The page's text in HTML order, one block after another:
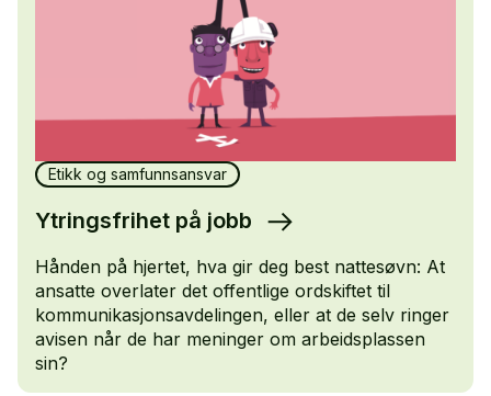
Etikk og samfunnsansvar
Ytringsfrihet på jobb
Hånden på hjertet, hva gir deg best nattesøvn: At
ansatte overlater det offentlige ordskiftet til
kommunikasjonsavdelingen, eller at de selv ringer
avisen når de har meninger om arbeidsplassen
sin?